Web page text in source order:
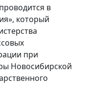
в
который
при
Новосибирской